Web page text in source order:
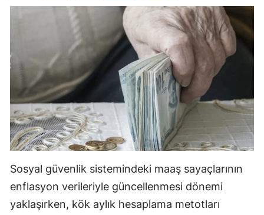
Burdur
Bursa
Çanakkale
Çankırı
Çorum
Denizli
Edirne
Elazığ
Sosyal güvenlik sistemindeki maaş sayaçlarının
enflasyon verileriyle güncellenmesi dönemi
yaklaşırken, kök aylık hesaplama metotları